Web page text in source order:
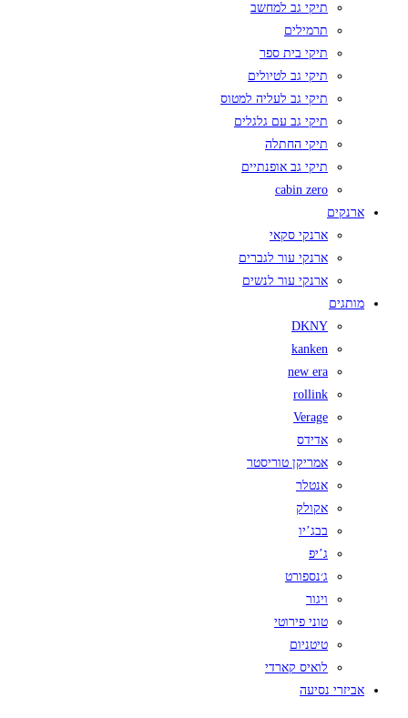
תיקי גב למחשב
תרמילים
תיקי בית ספר
תיקי גב לטיולים
תיקי גב לעליה למטוס
תיקי גב עם גלגלים
תיקי החתלה
תיקי גב אופנתיים
cabin zero
ארנקים
ארנקי סקאי
ארנקי עור לגברים
ארנקי עור לנשים
מותגים
DKNY
kanken
new era
rollink
Verage
אדידס
אמריקן טוריסטר
אנטלר
אקולק
בבג’יו
ג’יפ
ג׳נספורט
ויגור
טוני פירוטי
טיטניום
לואיס קארדי
אביזרי נסיעה